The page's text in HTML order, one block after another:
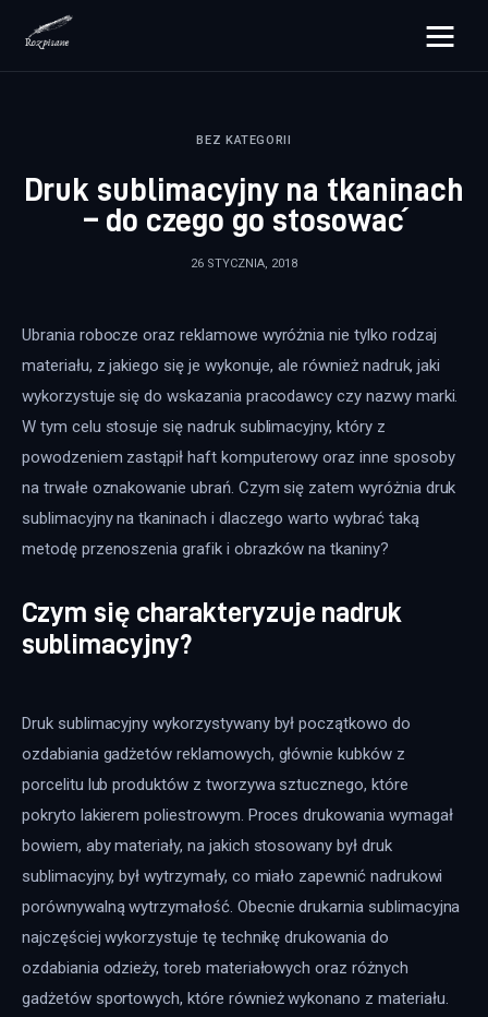
rozpisane.pl
Zdrowie
Więcej
BEZ KATEGORII
Druk sublimacyjny na tkaninach
– do czego go stosować
26 STYCZNIA, 2018
Ubrania robocze oraz reklamowe wyróżnia nie tylko rodzaj
materiału, z jakiego się je wykonuje, ale również nadruk, jaki
wykorzystuje się do wskazania pracodawcy czy nazwy marki.
W tym celu stosuje się nadruk sublimacyjny, który z
powodzeniem zastąpił haft komputerowy oraz inne sposoby
na trwałe oznakowanie ubrań. Czym się zatem wyróżnia druk
sublimacyjny na tkaninach i dlaczego warto wybrać taką
metodę przenoszenia grafik i obrazków na tkaniny?
Czym się charakteryzuje nadruk
sublimacyjny?
Druk sublimacyjny wykorzystywany był początkowo do
ozdabiania gadżetów reklamowych, głównie kubków z
porcelitu lub produktów z tworzywa sztucznego, które
pokryto lakierem poliestrowym. Proces drukowania wymagał
bowiem, aby materiały, na jakich stosowany był druk
sublimacyjny, był wytrzymały, co miało zapewnić nadrukowi
porównywalną wytrzymałość. Obecnie drukarnia sublimacyjna
najczęściej wykorzystuje tę technikę drukowania do
ozdabiania odzieży, toreb materiałowych oraz różnych
gadżetów sportowych, które również wykonano z materiału.